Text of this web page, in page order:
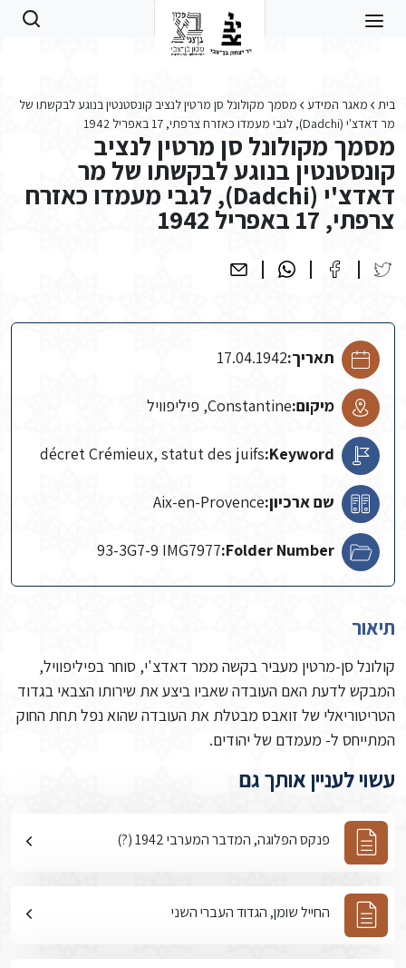
בית מאגר המידע
מסמך מקולונל סן מרטין לנציב קונסטנטין בנוגע לבקשתו של
מר דאדצ'י (Dadchi), לגבי מעמדו כאזרח צרפתי, 17 באפריל 1942
מסמך מקולונל סן מרטין לנציב
קונסטנטין בנוגע לבקשתו של מר
דאדצ'י (Dadchi), לגבי מעמדו כאזרח
צרפתי, 17 באפריל 1942
תאריך:17.04.1942
מיקום:Constantine, פיליפוויל
Keyword:
décret Crémieux, statut des juifs
שם ארכיון:Aix-en-Provence
Folder Number:
93-3G7-9 IMG7977
תיאור
קולונל סן-מרטין מעביר בקשה ממר דאדצ'י, סוחר בפיליפוויל,
המבקש לדעת האם העובדה שאביו ביצע את שירותו הצבאי בגדוד
הטריטוריאלי של זואבס מבטלת את העובדה שהוא נפל תחת החוק
המתייחס ל- מעמדם של יהודים.
עשוי לעניין אותך גם
פנקס הפלוגה, המדבר המערבי 1942 (?)
החייל שומן, הגדוד העברי השני